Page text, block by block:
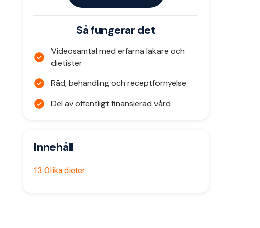
Så fungerar det
Videosamtal med erfarna läkare och
dietister
Råd, behandling och receptförnyelse
Del av offentligt finansierad vård
Innehåll
13 Olika dieter